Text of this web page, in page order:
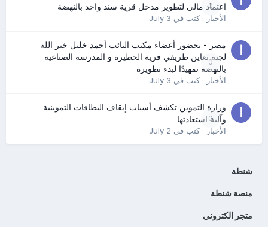
0
اعتماد مالي لتطوير مدخل قرية سند واحد بالنهضة
الأخبار· كتب في July 3
0
مصر - بحضور أعضاء مكتب النائب أحمد خليل خير الله
لجنة تعاين طريقي قرية الحظيرة و المدرسة الصناعية
بالنهضة تمهيدًا لبدء تطويره
الأخبار· كتب في July 3
0
وزارة التموين تكشف أسباب إيقاف البطاقات التموينية
وآلية استعادتها
الأخبار· كتب في July 2
شنطة
منصة شنطة
متجر الكتروني